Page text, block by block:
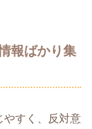
報ばかり集
やすく、反対意